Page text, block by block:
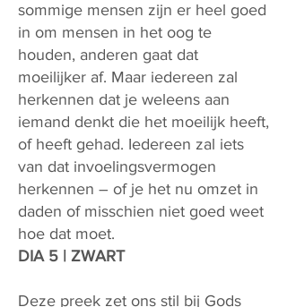
sommige mensen zijn er heel goed
in om mensen in het oog te
houden, anderen gaat dat
moeilijker af. Maar iedereen zal
herkennen dat je weleens aan
iemand denkt die het moeilijk heeft,
of heeft gehad. Iedereen zal iets
van dat invoelingsvermogen
herkennen – of je het nu omzet in
daden of misschien niet goed weet
hoe dat moet.
DIA 5 | ZWART
Deze preek zet ons stil bij Gods